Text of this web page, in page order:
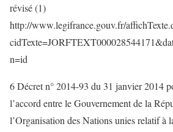
révisé (1)
http://www.legifrance.gouv.fr/
n=id
6 Décret n° 2014-93 du 31 janvier 2014
l’accord entre le Gouvernement de la
l’Organisation des Nations unies relatif à